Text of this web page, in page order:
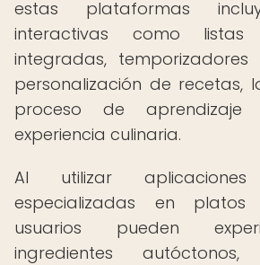
estas plataformas
interactivas como
integradas,
personalización de recetas,
proceso de
experiencia culinaria.
Al utilizar
especializadas en platos
usuarios pueden
ingredientes